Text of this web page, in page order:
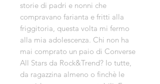
storie di padri e nonni che
compravano farianta e fritti alla
friggitoria, questa volta mi fermo
alla mia adolescenza. Chi non ha
mai comprato un paio di Converse
All Stars da Rock&Trend? Io tutte,
da ragazzina almeno o finchè le